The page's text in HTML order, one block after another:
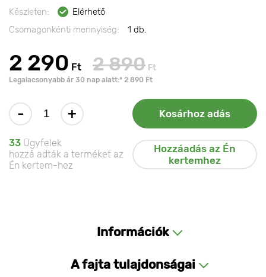
Készleten:
Elérhető
Csomagonkénti mennyiség:
1 db.
2 290 Ft 2 890 Ft
Legalacsonyabb ár 30 nap alatt:* 2 890 Ft
- + Kosárhoz adás
33 Ügyfelek
hozzá adták a terméket az
Én kertem-hez
Hozzáadás az Én
kertemhez
Információk
A fajta tulajdonságai